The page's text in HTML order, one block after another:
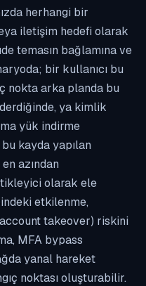
herhangi bir
iletişim hedefi olarak
temasın bağlamına ve
bir kullanıcı bu
nokta arka planda bu
ya kimlik
yük indirme
kayda yapılan
azından
olarak ele
etkilenme,
takeover) riskini
MFA bypass
yanal hareket
noktası oluşturabilir.